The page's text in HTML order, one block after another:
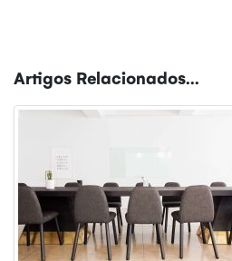
Artigos Relacionados...